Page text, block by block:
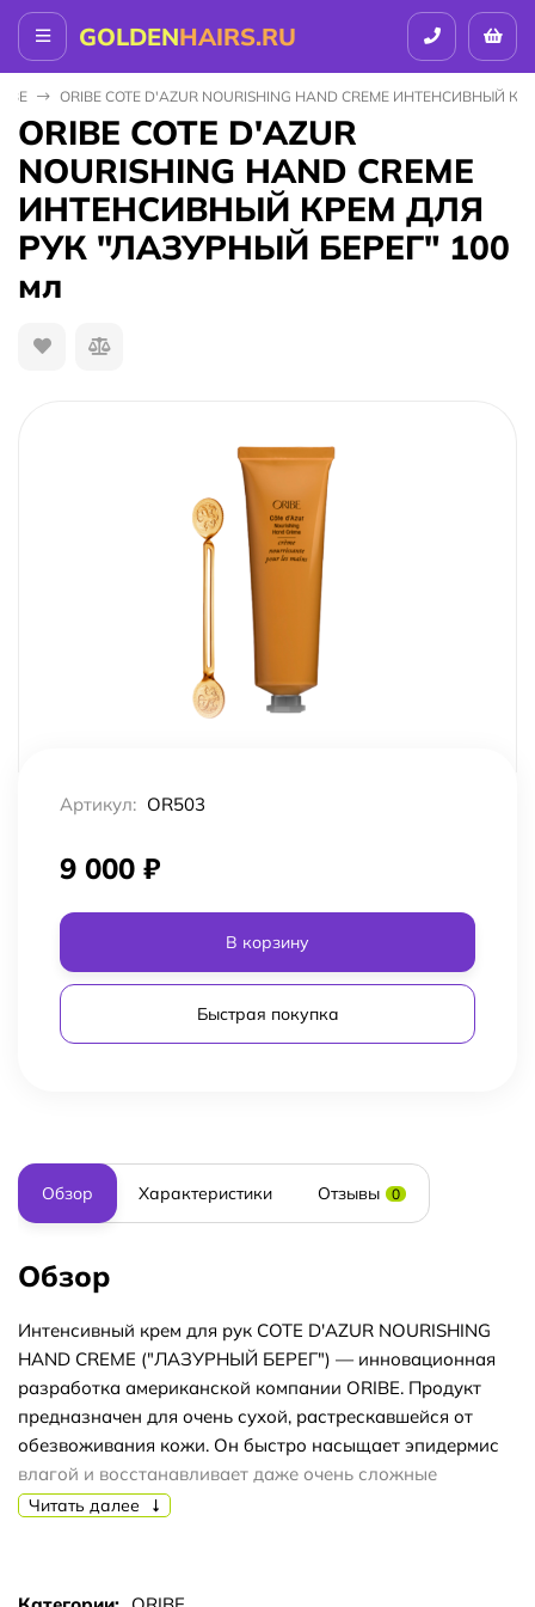
GOLDENHAIRS.RU
ORIBE COTE D'AZUR NOURISHING HAND CREME
ORIBE COTE D'AZUR
NOURISHING HAND CREME
ИНТЕНСИВНЫЙ КРЕМ ДЛЯ
РУК "ЛАЗУРНЫЙ БЕРЕГ" 100
мл
Артикул: OR503
9 000 ₽
В корзину
Быстрая покупка
Обзор Характеристики Отзывы 0
Обзор
Интенсивный крем для рук COTE D'AZUR NOURISHING
HAND CREME ("ЛАЗУРНЫЙ БЕРЕГ") — инновационная
разработка американской компании ORIBE. Продукт
предназначен для очень сухой, растрескавшейся от
обезвоживания кожи. Он быстро насыщает эпидермис
влагой и восстанавливает даже очень сложные
повреждения, причем действует бережно и аккуратно.
Читать далее